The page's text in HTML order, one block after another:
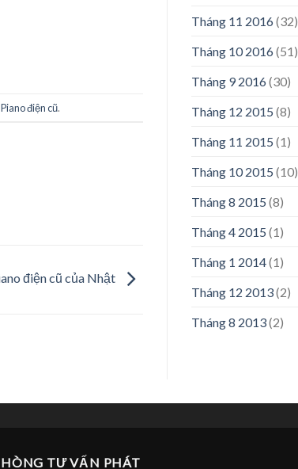
điện cũ.
điện cũ của Nhật
Tháng 11 2016(32)
Tháng 10 2016(51)
Tháng 9 2016(30)
Tháng 12 2015 (8)
Tháng 11 2015 (1)
Tháng 10 2015 (10)
Tháng 8 2015 (8)
Tháng 4 2015 (1)
Tháng 1 2014(1)
Tháng 12 2013(2)
Tháng 8 2013(2)
TƯ VẤN PHÁT